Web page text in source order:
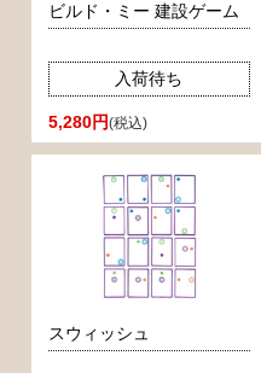
ビルド・ミー 建設ゲーム
入荷待ち
5,280円(税込)
スウィッシュ